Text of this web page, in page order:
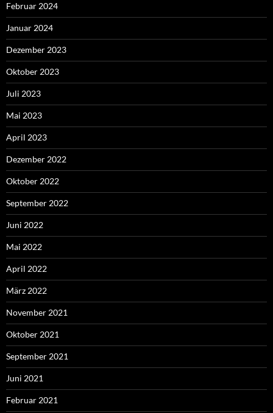
Februar 2024
Januar 2024
Dezember 2023
Oktober 2023
Juli 2023
Mai 2023
April 2023
Dezember 2022
Oktober 2022
September 2022
Juni 2022
Mai 2022
April 2022
März 2022
November 2021
Oktober 2021
September 2021
Juni 2021
Februar 2021